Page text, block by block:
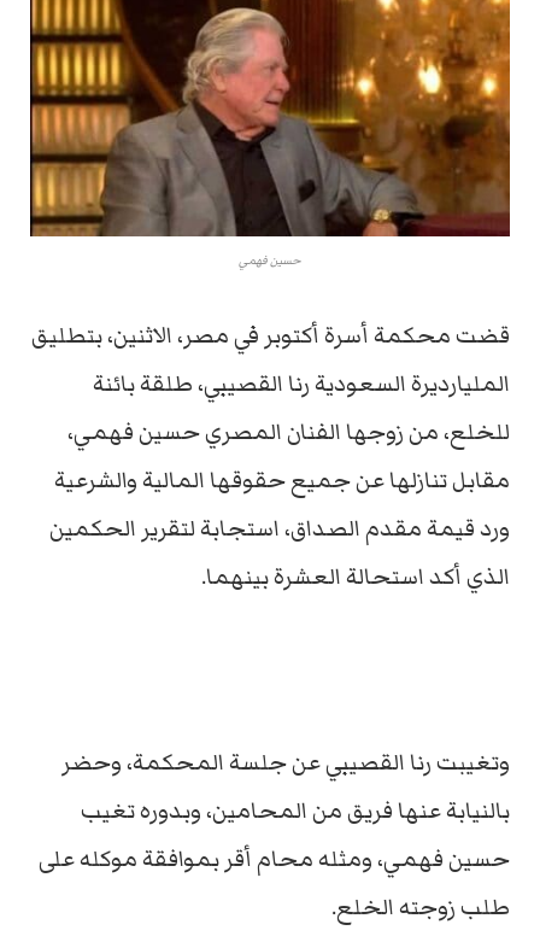
حسين فهمي
قضت محكمة أسرة أكتوبر في مصر، الاثنين، بتطليق
المليارديرة السعودية رنا القصيبي، طلقة بائنة
للخلع، من زوجها الفنان المصري حسين فهمي،
مقابل تنازلها عن جميع حقوقها المالية والشرعية
ورد قيمة مقدم الصداق، استجابة لتقرير الحكمين
الذي أكد استحالة العشرة بينهما.
وتغيبت رنا القصيبي عن جلسة المحكمة، وحضر
بالنيابة عنها فريق من المحامين، وبدوره تغيب
حسين فهمي، ومثله محام أقر بموافقة موكله على
طلب زوجته الخلع.